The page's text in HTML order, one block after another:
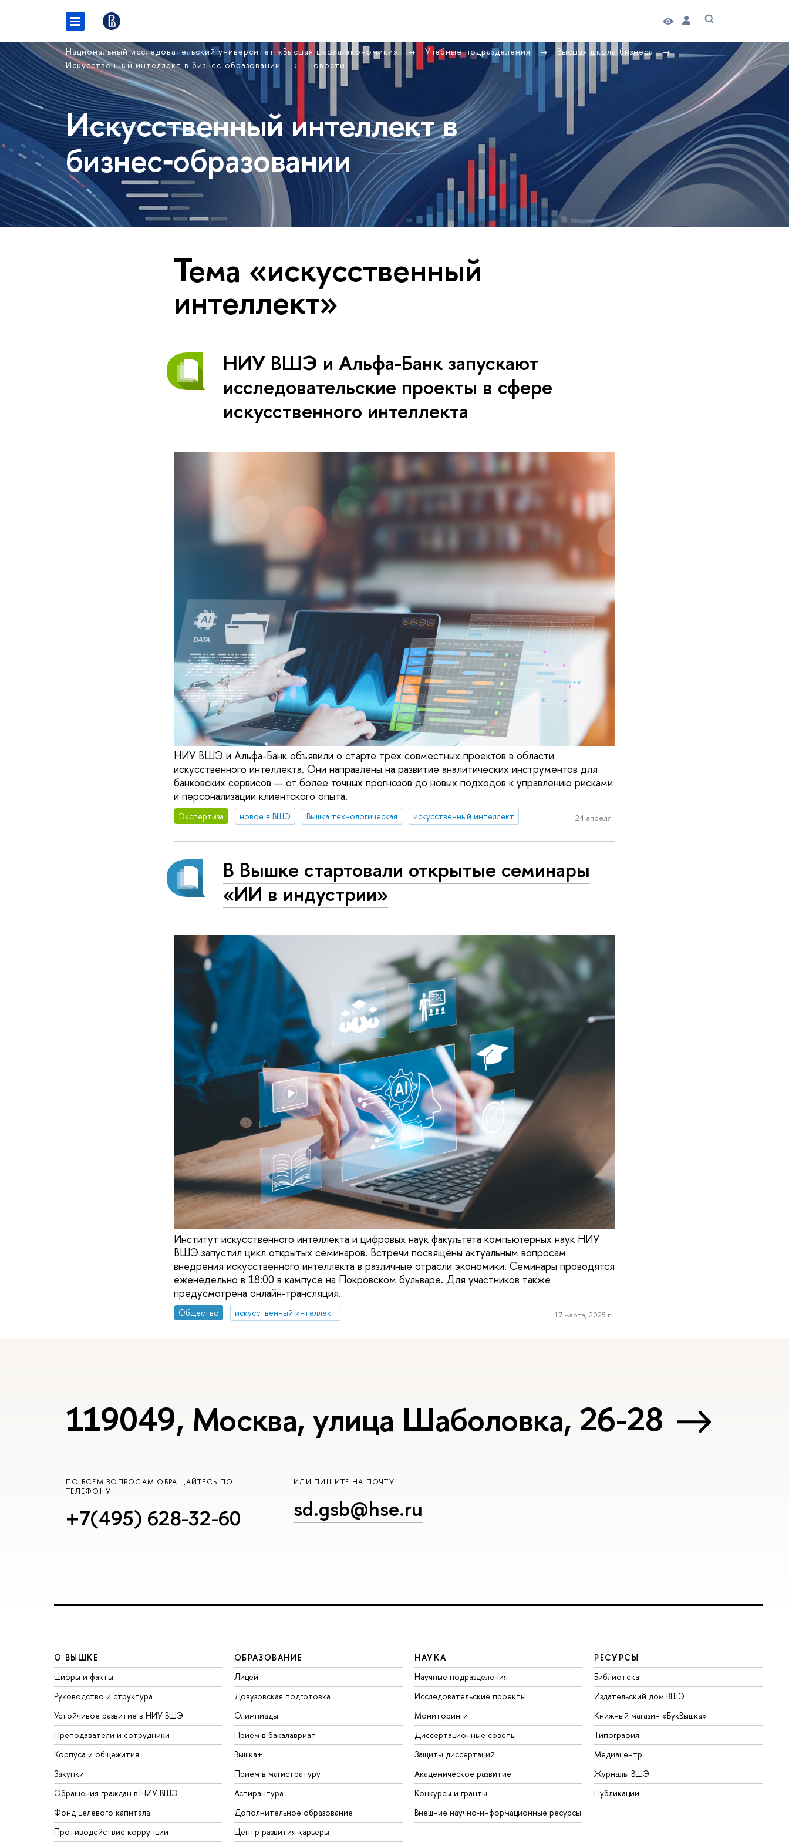
Национальный исследовательский университет «Высшая школа экономики» Учебные подразделения
Высшая школа бизнеса
Искусственный интеллект в бизнес‑образовании
Новости
Искусственный интеллект в
бизнес‑образовании
Тема «искусственный
интеллект»
НИУ ВШЭ и Альфа-Банк запускают
исследовательские проекты в сфере
искусственного интеллекта
НИУ ВШЭ и Альфа-Банк объявили о старте трех совместных проектов в области
искусственного интеллекта. Они направлены на развитие аналитических инструментов для
банковских сервисов — от более точных прогнозов до новых подходов к управлению рисками
и персонализации клиентского опыта.
Экспертиза новое в ВШЭ Вышка технологическая искусственный интеллект 24 апреля
В Вышке стартовали открытые семинары
«ИИ в индустрии»
Институт искусственного интеллекта и цифровых наук факультета компьютерных наук НИУ
ВШЭ запустил цикл открытых семинаров. Встречи посвящены актуальным вопросам
внедрения искусственного интеллекта в различные отрасли экономики. Семинары проводятся
еженедельно в 18:00 в кампусе на Покровском бульваре. Для участников также
предусмотрена онлайн-трансляция.
Общество искусственный интеллект 17 марта, 2025 г.
119049, Москва, улица Шаболовка, 26-28
ПО ВСЕМ ВОПРОСАМ ОБРАЩАЙТЕСЬ ПО
ТЕЛЕФОНУ
+7(495) 628-32-60
ИЛИ ПИШИТЕ НА ПОЧТУ
sd.gsb@hse.ru
О ВЫШКЕ
Цифры и факты
Руководство и структура
Устойчивое развитие в НИУ ВШЭ
Преподаватели и сотрудники
Корпуса и общежития
Закупки
Обращения граждан в НИУ ВШЭ
Фонд целевого капитала
Противодействие коррупции
ОБРАЗОВАНИЕ
Лицей
Довузовская подготовка
Олимпиады
Прием в бакалавриат
Вышка+
Прием в магистратуру
Аспирантура
Дополнительное образование
Центр развития карьеры
НАУКА
Научные подразделения
Исследовательские проекты
Мониторинги
Диссертационные советы
Защиты диссертаций
Академическое развитие
Конкурсы и гранты
Внешние научно-информационные ресурсы
РЕСУРСЫ
Библиотека
Издательский дом ВШЭ
Книжный магазин «БукВышка»
Типография
Медиацентр
Журналы ВШЭ
Публикации